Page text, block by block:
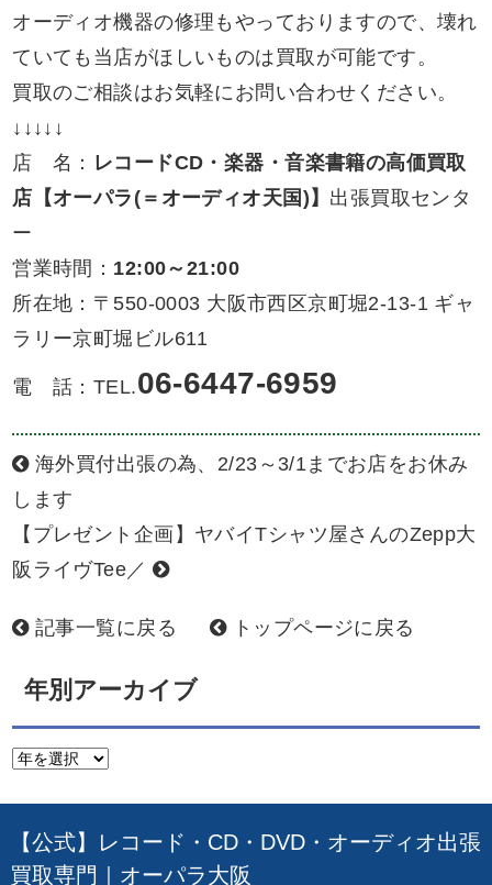
オーディオ機器の修理もやっておりますので、壊れ
ていても当店がほしいものは買取が可能です。
買取のご相談はお気軽にお問い合わせください。
↓↓↓↓↓
店 名： レコードCD・楽器・音楽書籍の高価買取
店【オーパラ(＝オーディオ天国)】 出張買取センタ
ー
営業時間： 12:00～21:00
所在地：〒550-0003 大阪市西区京町堀2-13-1 ギャ
ラリー京町堀ビル611
電 話：TEL.06-6447-6959
海外買付出張の為、2/23～3/1までお店をお休み
します
【プレゼント企画】ヤバイTシャツ屋さんのZepp大
阪ライヴTee／
記事一覧に戻る トップページに戻る
年別アーカイブ
【公式】レコード・CD・DVD・オーディオ出張
買取専門｜オーパラ大阪